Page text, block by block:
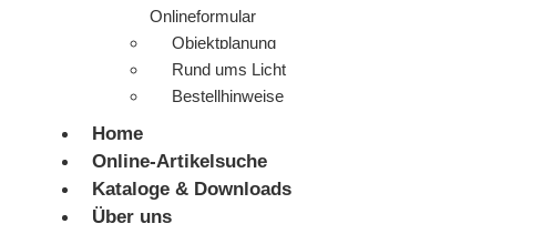
Onlineformular
Objektplanung
Rund ums Licht
Bestellhinweise
Home
Online-Artikelsuche
Kataloge & Downloads
Über uns